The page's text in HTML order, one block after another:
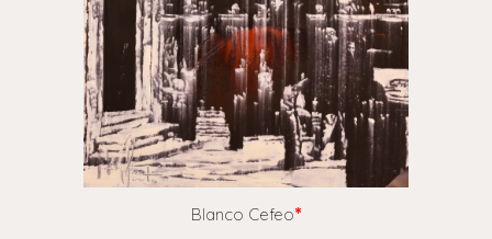
Blanco Cefeo*